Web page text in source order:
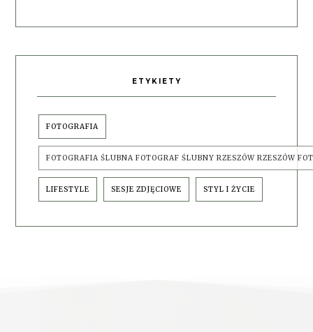
ETYKIETY
FOTOGRAFIA
FOTOGRAFIA ŚLUBNA FOTOGRAF ŚLUBNY RZESZÓW RZESZÓW
LIFESTYLE SESJE ZDJĘCIOWE STYL I ŻYCIE